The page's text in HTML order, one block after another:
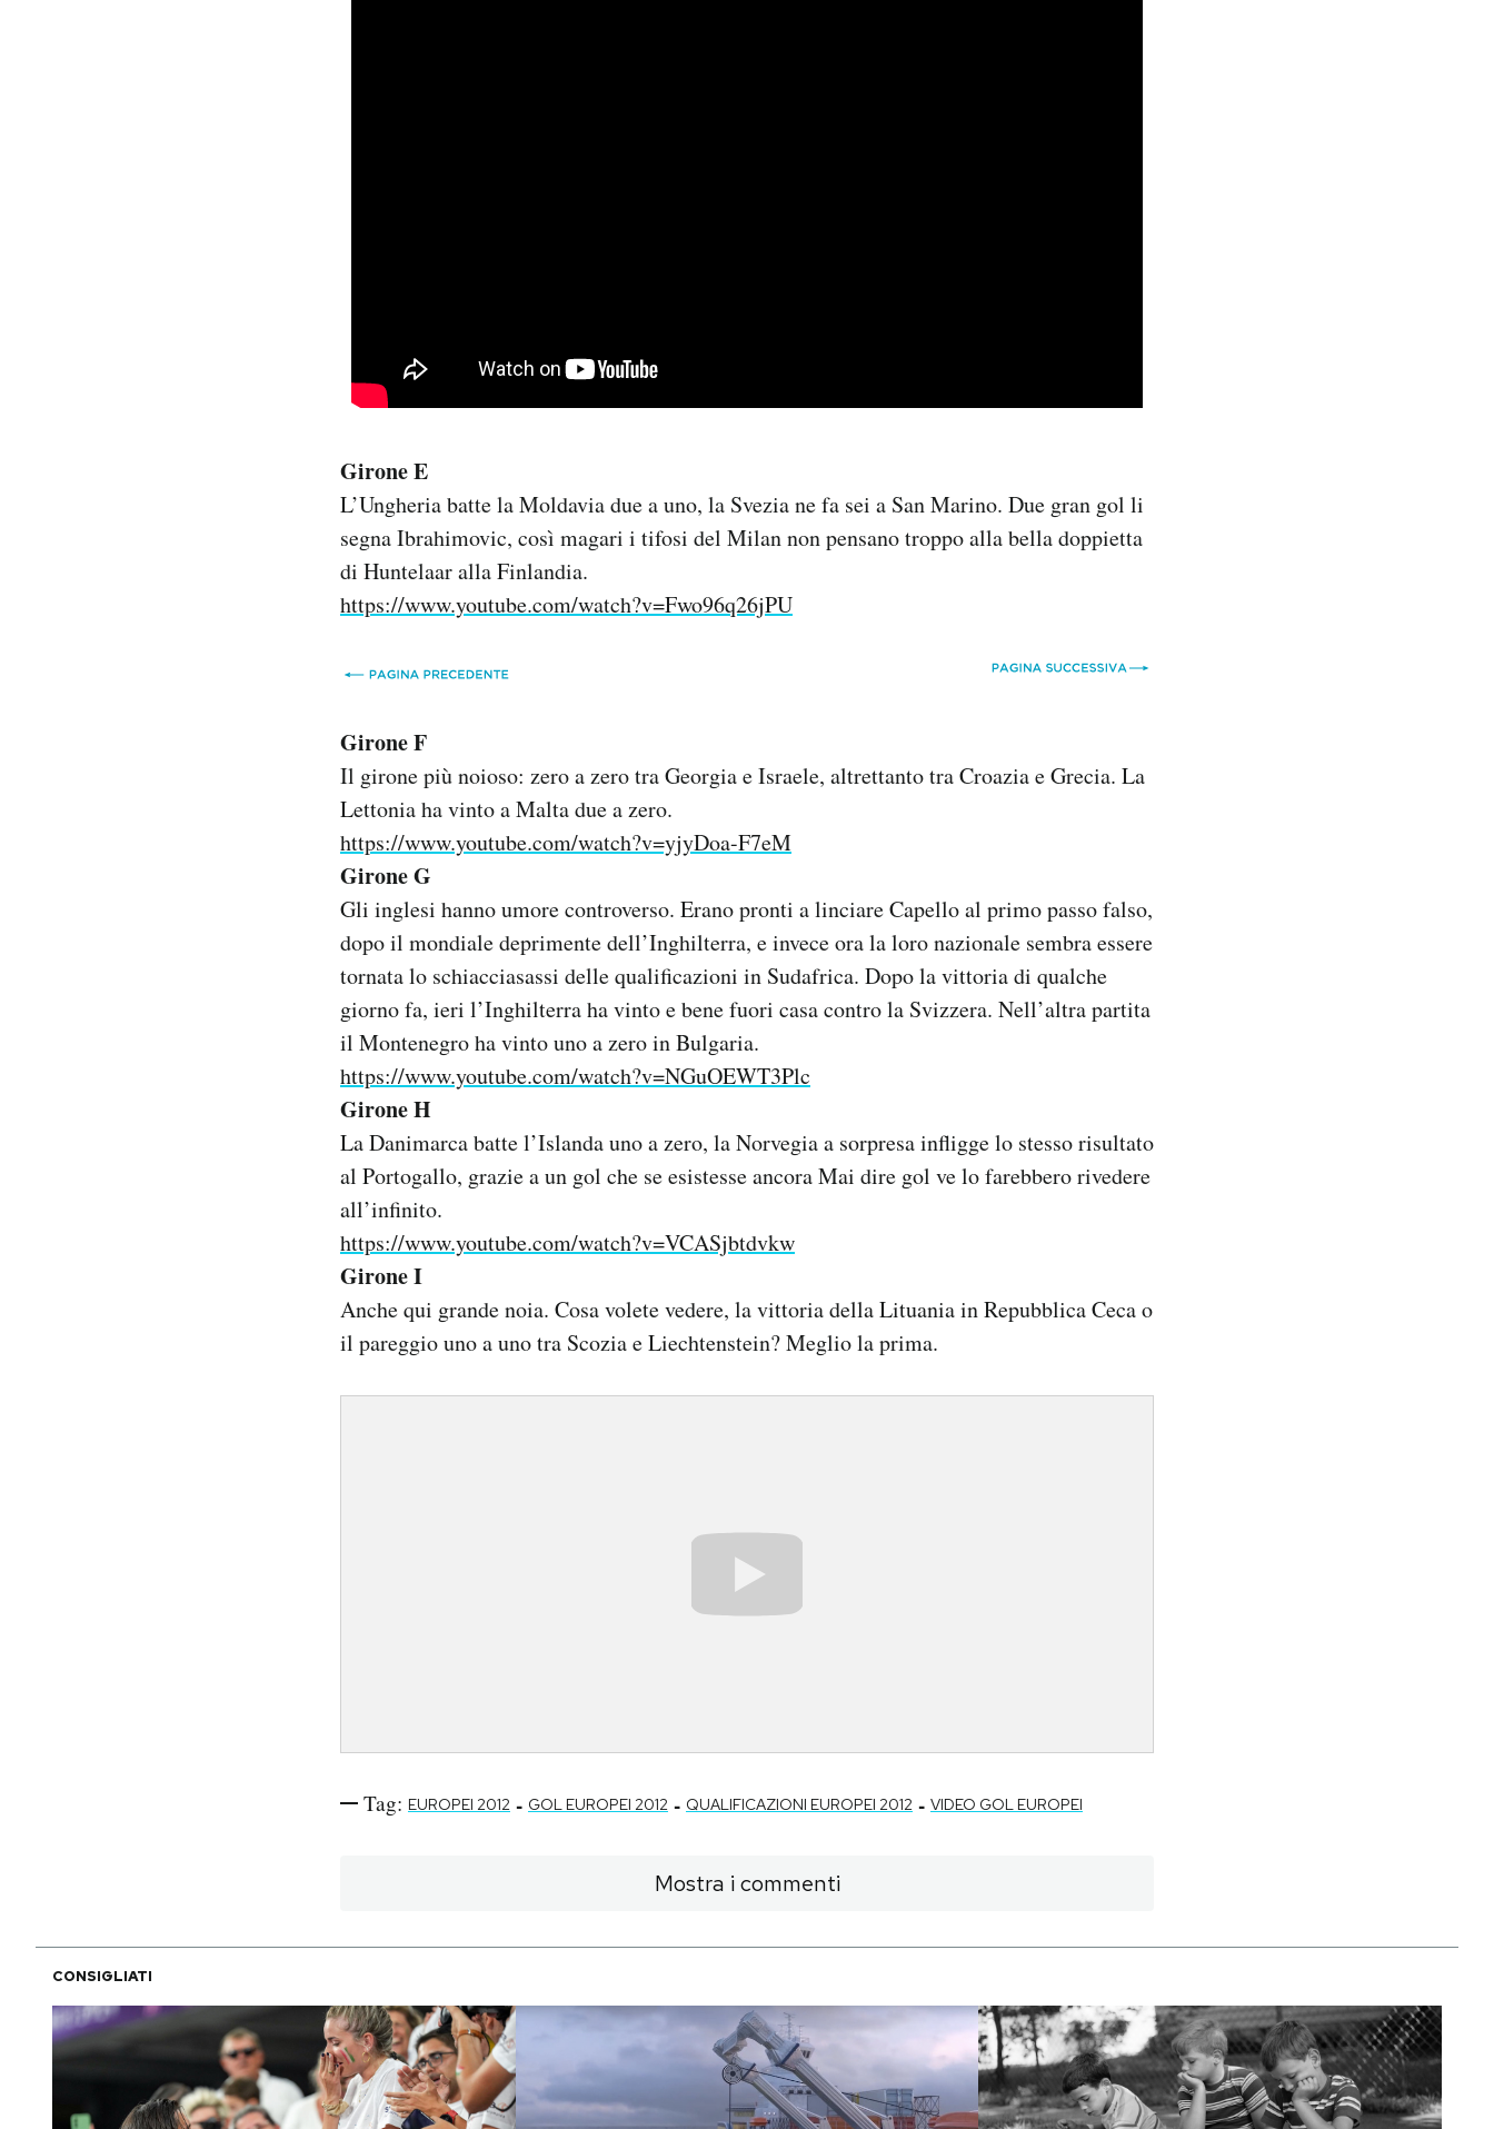
Girone E
L’Ungheria batte la Moldavia due a uno, la Svezia ne fa sei a San Marino. Due gran gol li
segna Ibrahimovic, così magari i tifosi del Milan non pensano troppo alla bella doppietta
di Huntelaar alla Finlandia.
https://www.youtube.com/watch?v=Fwo96q26jPU
Girone F
Il girone più noioso: zero a zero tra Georgia e Israele, altrettanto tra Croazia e Grecia. La
Lettonia ha vinto a Malta due a zero.
https://www.youtube.com/watch?v=yjyDoa-F7eM
Girone G
Gli inglesi hanno umore controverso. Erano pronti a linciare Capello al primo passo falso,
dopo il mondiale deprimente dell’Inghilterra, e invece ora la loro nazionale sembra essere
tornata lo schiacciasassi delle qualificazioni in Sudafrica. Dopo la vittoria di qualche
giorno fa, ieri l’Inghilterra ha vinto e bene fuori casa contro la Svizzera. Nell’altra partita
il Montenegro ha vinto uno a zero in Bulgaria.
https://www.youtube.com/watch?v=NGuOEWT3Plc
Girone H
La Danimarca batte l’Islanda uno a zero, la Norvegia a sorpresa infligge lo stesso risultato
al Portogallo, grazie a un gol che se esistesse ancora Mai dire gol ve lo farebbero rivedere
all’infinito.
https://www.youtube.com/watch?v=VCASjbtdvkw
Girone I
Anche qui grande noia. Cosa volete vedere, la vittoria della Lituania in Repubblica Ceca o
il pareggio uno a uno tra Scozia e Liechtenstein? Meglio la prima.
Tag: EUROPEI 2012 - GOL EUROPEI 2012 - QUALIFICAZIONI EUROPEI 2012 - VIDEO GOL EUROPEI
Mostra i commenti
CONSIGLIATI